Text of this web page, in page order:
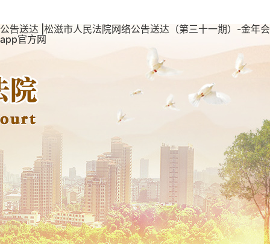
公告送达 |松滋市人民法院网络公告送达（第三十一期）-金年会
app官方网